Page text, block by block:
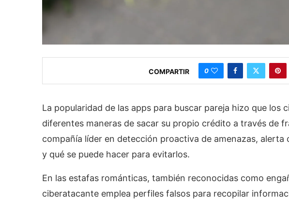
COMPARTIR 0
La popularidad de las apps para buscar pareja hizo que los
diferentes maneras de sacar su propio crédito a través de
compañía líder en detección proactiva de amenazas, alerta
y qué se puede hacer para evitarlos.
En las estafas románticas, también reconocidas como
ciberatacante emplea perfiles falsos para recopilar